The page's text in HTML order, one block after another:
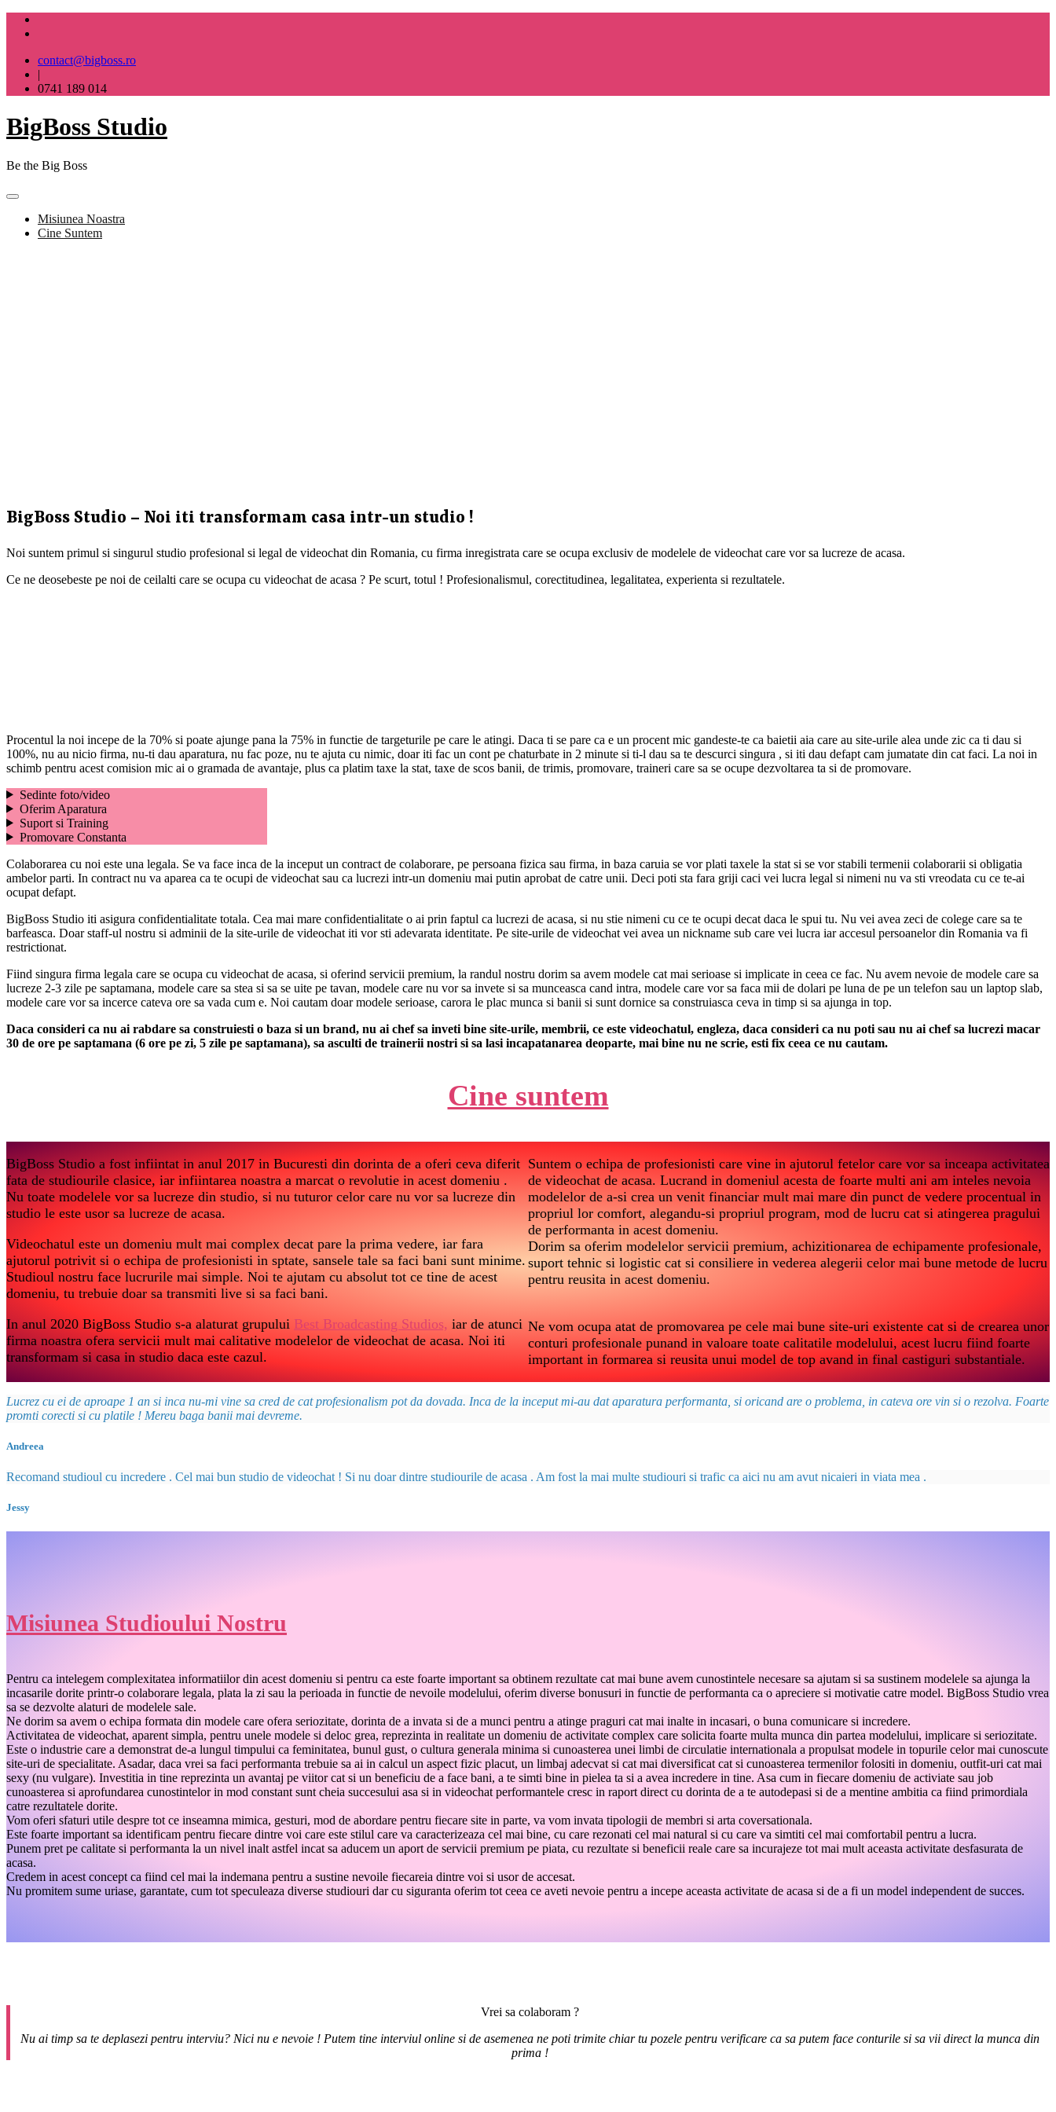
Skip
contact@bigboss.ro
|
0741 189 014
BigBoss Studio
Be the Big Boss
Misiunea Noastra
Cine Suntem
BigBoss Studio – Noi iti transformam casa intr-un studio !
Noi suntem primul si singurul studio profesional si legal de videochat din Romania, cu firma inregistrata care se ocupa exclusiv de modelele de videochat care vor sa lucreze de acasa.
Ce ne deosebeste pe noi de ceilalti care se ocupa cu videochat de acasa ? Pe scurt, totul ! Profesionalismul, corectitudinea, legalitatea, experienta si rezultatele.
Procentul la noi incepe de la 70% si poate ajunge pana la 75% in functie de targeturile pe care le atingi. Daca ti se pare ca e un procent mic gandeste-te ca baietii aia care au site-urile alea unde zic ca ti dau si
100%, nu au nicio firma, nu-ti dau aparatura, nu fac poze, nu te ajuta cu nimic, doar iti fac un cont pe chaturbate in 2 minute si ti-l dau sa te descurci singura , si iti dau defapt cam jumatate din cat faci. La noi in
schimb pentru acest comision mic ai o gramada de avantaje, plus ca platim taxe la stat, taxe de scos banii, de trimis, promovare, traineri care sa se ocupe dezvoltarea ta si de promovare.
Sedinte foto/video
Oferim Aparatura
Suport si Training
Promovare Constanta
Colaborarea cu noi este una legala. Se va face inca de la inceput un contract de colaborare, pe persoana fizica sau firma, in baza caruia se vor plati taxele la stat si se vor stabili termenii colaborarii si obligatia
ambelor parti. In contract nu va aparea ca te ocupi de videochat sau ca lucrezi intr-un domeniu mai putin aprobat de catre unii. Deci poti sta fara griji caci vei lucra legal si nimeni nu va sti vreodata cu ce te-ai
ocupat defapt.
BigBoss Studio iti asigura confidentialitate totala. Cea mai mare confidentialitate o ai prin faptul ca lucrezi de acasa, si nu stie nimeni cu ce te ocupi decat daca le spui tu. Nu vei avea zeci de colege care sa te
barfeasca. Doar staff-ul nostru si adminii de la site-urile de videochat iti vor sti adevarata identitate. Pe site-urile de videochat vei avea un nickname sub care vei lucra iar accesul persoanelor din Romania va fi
restrictionat.
Fiind singura firma legala care se ocupa cu videochat de acasa, si oferind servicii premium, la randul nostru dorim sa avem modele cat mai serioase si implicate in ceea ce fac. Nu avem nevoie de modele care sa
lucreze 2-3 zile pe saptamana, modele care sa stea si sa se uite pe tavan, modele care nu vor sa invete si sa munceasca cand intra, modele care vor sa faca mii de dolari pe luna de pe un telefon sau un laptop slab,
modele care vor sa incerce cateva ore sa vada cum e. Noi cautam doar modele serioase, carora le plac munca si banii si sunt dornice sa construiasca ceva in timp si sa ajunga in top.
Daca consideri ca nu ai rabdare sa construiesti o baza si un brand, nu ai chef sa inveti bine site-urile, membrii, ce este videochatul, engleza, daca consideri ca nu poti sau nu ai chef sa lucrezi macar
30 de ore pe saptamana (6 ore pe zi, 5 zile pe saptamana), sa asculti de trainerii nostri si sa lasi incapatanarea deoparte, mai bine nu ne scrie, esti fix ceea ce nu cautam.
Cine suntem
BigBoss Studio a fost infiintat in anul 2017 in Bucuresti din dorinta de a oferi ceva diferit
fata de studiourile clasice, iar infiintarea noastra a marcat o revolutie in acest domeniu .
Nu toate modelele vor sa lucreze din studio, si nu tuturor celor care nu vor sa lucreze din
studio le este usor sa lucreze de acasa.
Videochatul este un domeniu mult mai complex decat pare la prima vedere, iar fara
ajutorul potrivit si o echipa de profesionisti in sptate, sansele tale sa faci bani sunt minime.
Studioul nostru face lucrurile mai simple. Noi te ajutam cu absolut tot ce tine de acest
domeniu, tu trebuie doar sa transmiti live si sa faci bani.
In anul 2020 BigBoss Studio s-a alaturat grupului Best Broadcasting Studios, iar de atunci
firma noastra ofera servicii mult mai calitative modelelor de videochat de acasa. Noi iti
transformam si casa in studio daca este cazul.
Suntem o echipa de profesionisti care vine in ajutorul fetelor care vor sa inceapa activitatea
de videochat de acasa. Lucrand in domeniul acesta de foarte multi ani am inteles nevoia
modelelor de a-si crea un venit financiar mult mai mare din punct de vedere procentual in
propriul lor comfort, alegandu-si propriul program, mod de lucru cat si atingerea pragului
de performanta in acest domeniu.
Dorim sa oferim modelelor servicii premium, achizitionarea de echipamente profesionale,
suport tehnic si logistic cat si consiliere in vederea alegerii celor mai bune metode de lucru
pentru reusita in acest domeniu.
Ne vom ocupa atat de promovarea pe cele mai bune site-uri existente cat si de crearea unor
conturi profesionale punand in valoare toate calitatile modelului, acest lucru fiind foarte
important in formarea si reusita unui model de top avand in final castiguri substantiale.
Lucrez cu ei de aproape 1 an si inca nu-mi vine sa cred de cat profesionalism pot da dovada. Inca de la inceput mi-au dat aparatura performanta, si oricand are o problema, in cateva ore vin si o rezolva. Foarte
promti corecti si cu platile ! Mereu baga banii mai devreme.
Andreea
Recomand studioul cu incredere . Cel mai bun studio de videochat ! Si nu doar dintre studiourile de acasa . Am fost la mai multe studiouri si trafic ca aici nu am avut nicaieri in viata mea .
Jessy
Misiunea Studioului Nostru
Pentru ca intelegem complexitatea informatiilor din acest domeniu si pentru ca este foarte important sa obtinem rezultate cat mai bune avem cunostintele necesare sa ajutam si sa sustinem modelele sa ajunga la
incasarile dorite printr-o colaborare legala, plata la zi sau la perioada in functie de nevoile modelului, oferim diverse bonusuri in functie de performanta ca o apreciere si motivatie catre model. BigBoss Studio vrea
sa se dezvolte alaturi de modelele sale.
Ne dorim sa avem o echipa formata din modele care ofera seriozitate, dorinta de a invata si de a munci pentru a atinge praguri cat mai inalte in incasari, o buna comunicare si incredere.
Activitatea de videochat, aparent simpla, pentru unele modele si deloc grea, reprezinta in realitate un domeniu de activitate complex care solicita foarte multa munca din partea modelului, implicare si seriozitate.
Este o industrie care a demonstrat de-a lungul timpului ca feminitatea, bunul gust, o cultura generala minima si cunoasterea unei limbi de circulatie internationala a propulsat modele in topurile celor mai cunoscute
site-uri de specialitate. Asadar, daca vrei sa faci performanta trebuie sa ai in calcul un aspect fizic placut, un limbaj adecvat si cat mai diversificat cat si cunoasterea termenilor folositi in domeniu, outfit-uri cat mai
sexy (nu vulgare). Investitia in tine reprezinta un avantaj pe viitor cat si un beneficiu de a face bani, a te simti bine in pielea ta si a avea incredere in tine. Asa cum in fiecare domeniu de activiate sau job
cunoasterea si aprofundarea cunostintelor in mod constant sunt cheia succesului asa si in videochat performantele cresc in raport direct cu dorinta de a te autodepasi si de a mentine ambitia ca fiind primordiala
catre rezultatele dorite.
Vom oferi sfaturi utile despre tot ce inseamna mimica, gesturi, mod de abordare pentru fiecare site in parte, va vom invata tipologii de membri si arta coversationala.
Este foarte important sa identificam pentru fiecare dintre voi care este stilul care va caracterizeaza cel mai bine, cu care rezonati cel mai natural si cu care va simtiti cel mai comfortabil pentru a lucra.
Punem pret pe calitate si performanta la un nivel inalt astfel incat sa aducem un aport de servicii premium pe piata, cu rezultate si beneficii reale care sa incurajeze tot mai mult aceasta activitate desfasurata de
acasa.
Credem in acest concept ca fiind cel mai la indemana pentru a sustine nevoile fiecareia dintre voi si usor de accesat.
Nu promitem sume uriase, garantate, cum tot speculeaza diverse studiouri dar cu siguranta oferim tot ceea ce aveti nevoie pentru a incepe aceasta activitate de acasa si de a fi un model independent de succes.
Vrei sa colaboram ?
Nu ai timp sa te deplasezi pentru interviu? Nici nu e nevoie ! Putem tine interviul online si de asemenea ne poti trimite chiar tu pozele pentru verificare ca sa putem face conturile si sa vii direct la munca din
prima !